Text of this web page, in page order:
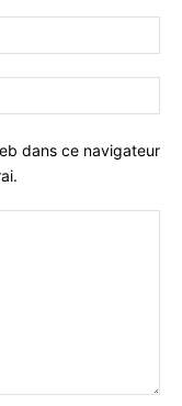
:*
:
dans ce navigateur